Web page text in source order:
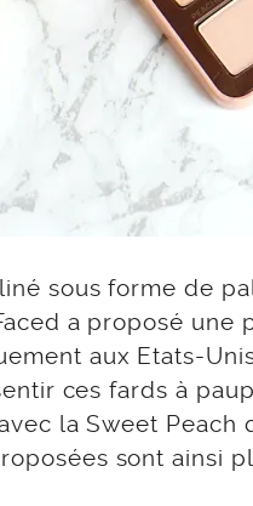
sous forme de
a proposé
aux Etats-
ces fards à
la Sweet Peach
sont ainsi